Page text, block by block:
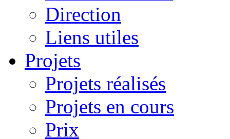
Direction
Liens utiles
Projets
Projets réalisés
Projets en cours
Prix